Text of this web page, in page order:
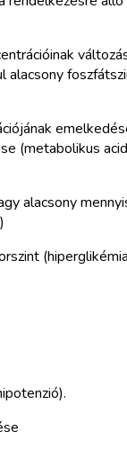
alacsony
(metabolikus
alacsony